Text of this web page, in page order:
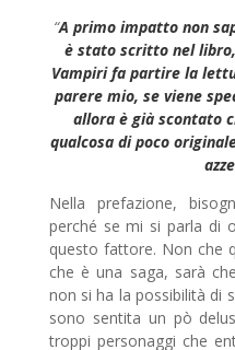
“A primo impatto non
è stato scritto nel
Vampiri fa partire la
parere mio, se viene
allora è già scontato
qualcosa di poco
Nella prefazione,
perché se mi si parla di
questo fattore. Non che
che è una saga, sarà
non si ha la possibilità di
sono sentita un pò
troppi personaggi che